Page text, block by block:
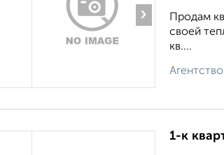
›
Продам
своей
кв....
1-к